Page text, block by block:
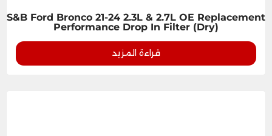
S&B Ford Bronco 21-24 2.3L & 2.7L OE Replacement
Performance Drop In Filter (Dry)
قراءة المزيد